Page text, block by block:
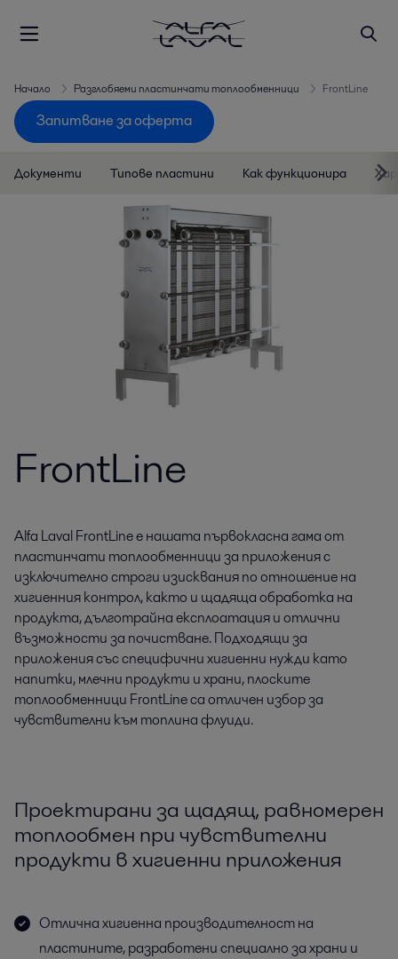
Начало Разглобяеми пластинчати топлообменници FrontLine
Запитване за оферта
Документи Типове пластини Как функционира
FrontLine
Alfa Laval FrontLine е нашата първокласна гама от
пластинчати топлообменници за приложения с
изключително строги изисквания по отношение на
хигиенния контрол, както и щадяща обработка на
продукта, дълготрайна експлоатация и отлични
възможности за почистване. Подходящи за
приложения със специфични хигиенни нужди като
напитки, млечни продукти и храни, плоските
топлообменници FrontLine са отличен избор за
чувствителни към топлина флуиди.
Проектирани за щадящ, равномерен
топлообмен при чувствителни
продукти в хигиенни приложения
Отлична хигиенна производителност на
пластините, разработени специално за храни и